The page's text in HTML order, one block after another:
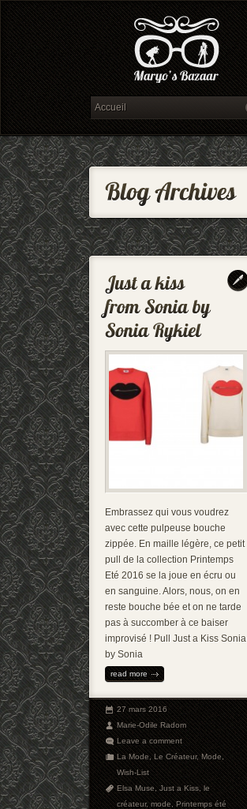
Embrassez qui vous voudrez
avec cette pulpeuse bouche
zippée. En maille légère, ce petit
pull de la collection Printemps
Eté 2016 se la joue en écru ou
en sanguine. Alors, nous, on en
reste bouche bée et on ne tarde
pas à succomber à ce baiser
improvisé ! Pull Just a Kiss Sonia
by Sonia
read more
27 mars 2016
Marie-Odile Radom
Leave a comment
La Mode,Le Créateur,Mode,
Wish-List
Elsa Muse,Just a Kiss,le
créateur,mode,Printemps été